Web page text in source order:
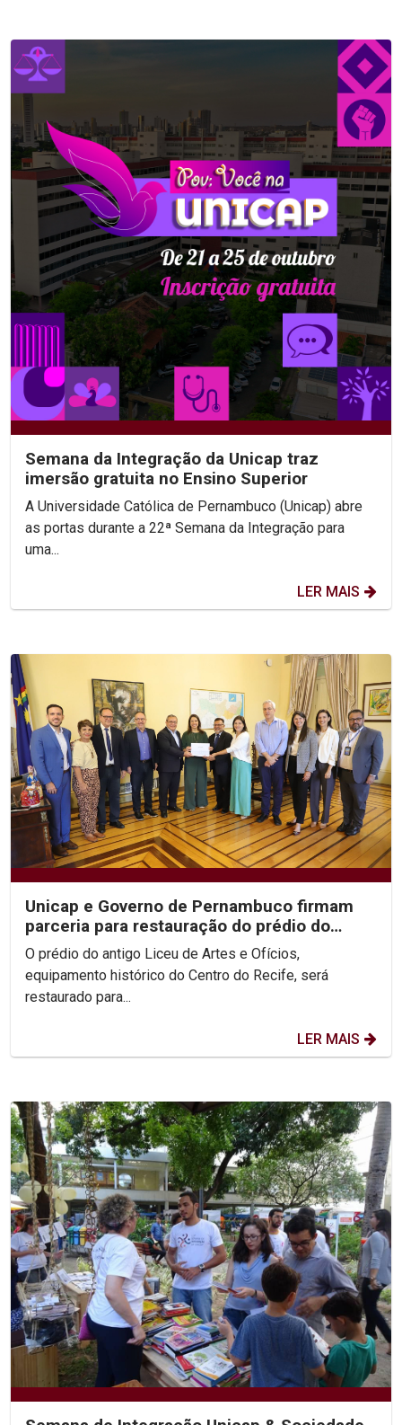
Semana da Integração da Unicap traz
imersão gratuita no Ensino Superior
A Universidade Católica de Pernambuco (Unicap) abre
as portas durante a 22ª Semana da Integração para
uma...
LER MAIS
Unicap e Governo de Pernambuco firmam
parceria para restauração do prédio do
antigo Liceu de...
O prédio do antigo Liceu de Artes e Ofícios,
equipamento histórico do Centro do Recife, será
restaurado para...
LER MAIS